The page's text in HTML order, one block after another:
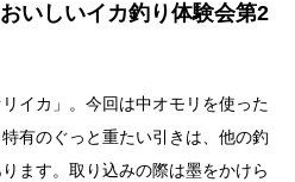
いしいイカ釣り体験会第2
イカ」。今回は中オモリを使った
有のぐっと重たい引きは、他の釣
ます。取り込みの際は墨をかけら